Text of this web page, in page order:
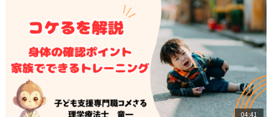
04:41